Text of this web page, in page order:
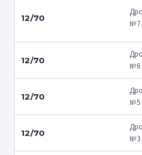
12/70
№7
12/70
№6
12/70
№5
12/70
№3